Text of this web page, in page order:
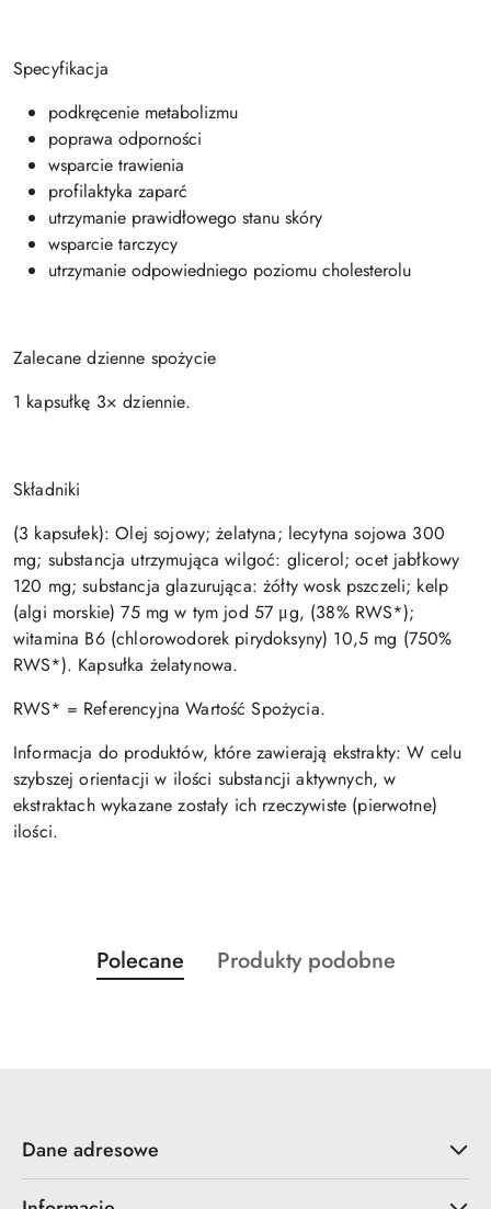
Specyfikacja
podkręcenie metabolizmu
poprawa odporności
wsparcie trawienia
profilaktyka zaparć
utrzymanie prawidłowego stanu skóry
wsparcie tarczycy
utrzymanie odpowiedniego poziomu cholesterolu
Zalecane dzienne spożycie
1 kapsułkę 3× dziennie.
Składniki
(3 kapsułek): Olej sojowy; żelatyna; lecytyna sojowa 300
mg; substancja utrzymująca wilgoć: glicerol; ocet jabłkowy
120 mg; substancja glazurująca: żółty wosk pszczeli; kelp
(algi morskie) 75 mg w tym jod 57 μg, (38% RWS*);
witamina B6 (chlorowodorek pirydoksyny) 10,5 mg (750%
RWS*). Kapsułka żelatynowa.
RWS* = Referencyjna Wartość Spożycia.
Informacja do produktów, które zawierają ekstrakty: W celu
szybszej orientacji w ilości substancji aktywnych, w
ekstraktach wykazane zostały ich rzeczywiste (pierwotne)
ilości.
Pomiń karuzelę produktów
Produkty
o
Polecane
Produkty
Produkty podobne
Dane adresowe